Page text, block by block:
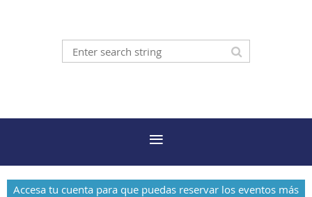
Accesa tu cuenta para que puedas reservar los eventos más